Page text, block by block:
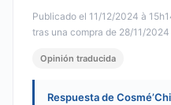
Publicado el 11/12/2024 à
tras una compra de 28/11/2024
Opinión traducida
Respuesta de